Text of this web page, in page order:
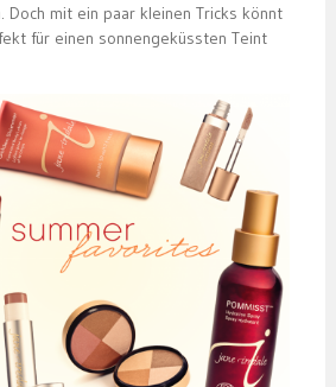
Doch mit ein paar kleinen Tricks könnt
für einen sonnengeküssten Teint